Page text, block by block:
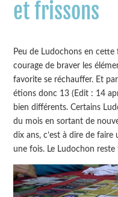
et frissons
Peu de Ludochons en
courage de braver les
favorite se réchauffer. Et
étions donc 13 (Edit : 14
bien différents. Certains
du mois en sortant de
dix ans, c’est à dire de
une fois. Le Ludochon